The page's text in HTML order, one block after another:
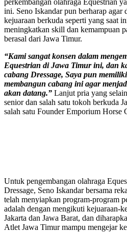
perkembangan olahraga Equestrian
ini. Seno Iskandar pun berharap agar
kejuaraan berkuda seperti yang saat
meningkatkan skill dan kemampuan
berasal dari Jawa Timur.
“Kami sangat konsen dalam
Equestrian di Jawa Timur ini, dan
cabang Dressage, Saya pun
membangun cabang ini agar
akan datang.” Lanjut pria yang
senior dan salah satu tokoh berkuda
salah satu Founder Emporium Horse
Untuk pengembangan olahraga
Dressage, Seno Iskandar bersama
telah menyiapkan program-program
adalah dengan mengikuti kejuaraan-
Jakarta dan Jawa Barat, dan
Atlet Jawa Timur mampu mengejar